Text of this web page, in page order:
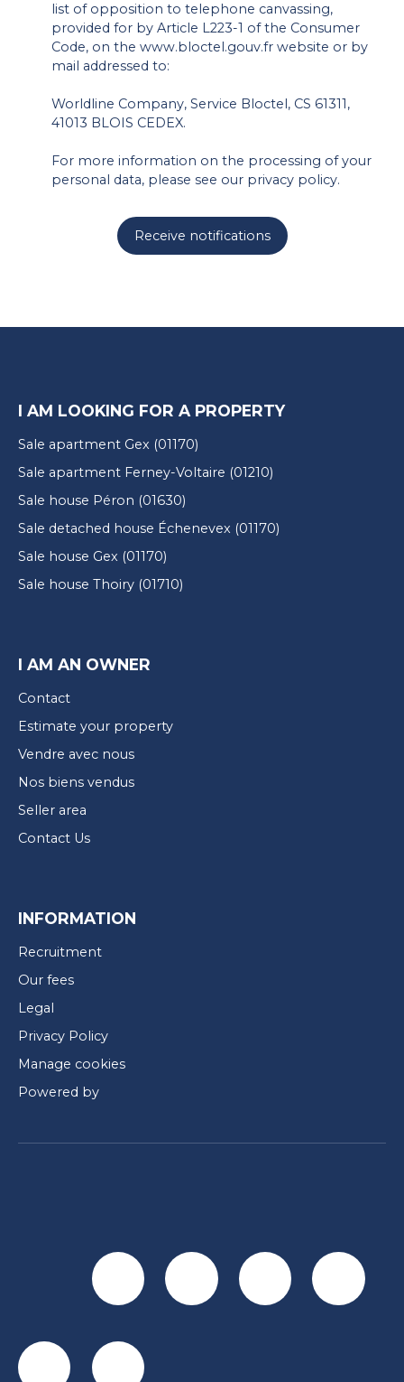
list of opposition to telephone canvassing,
provided for by Article L223-1 of the Consumer
Code, on the www.bloctel.gouv.fr website or by
mail addressed to:
Worldline Company, Service Bloctel, CS 61311,
41013 BLOIS CEDEX.
For more information on the processing of your
personal data, please see our privacy policy.
Receive notifications
I AM LOOKING FOR A PROPERTY
Sale apartment Gex (01170)
Sale apartment Ferney-Voltaire (01210)
Sale house Péron (01630)
Sale detached house Échenevex (01170)
Sale house Gex (01170)
Sale house Thoiry (01710)
I AM AN OWNER
Contact
Estimate your property
Vendre avec nous
Nos biens vendus
Seller area
Contact Us
INFORMATION
Recruitment
Our fees
Legal
Privacy Policy
Manage cookies
Powered by